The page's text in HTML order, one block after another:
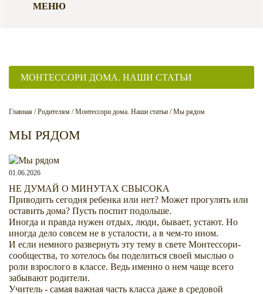
МЕНЮ
Главная / Родителям / Монтессори дома. Наши статьи / Мы рядом
МЫ РЯДОМ
01.06.2026
НЕ ДУМАЙ О МИНУТАХ СВЫСОКА
Приводить сегодня ребенка или нет? Может прогулять или
оставить дома? Пусть поспит подольше.
Иногда и правда нужен отдых, люди, бывает, устают. Но
иногда дело совсем не в усталости, а в чем-то ином.
И если немного развернуть эту тему в свете Монтессори-
сообщества, то хотелось бы поделиться своей мыслью о
роли взрослого в классе. Ведь именно о нем чаще всего
забывают родители.
Учитель - самая важная часть класса даже в средовой
МОНТЕССОРИ ДОМА. НАШИ СТАТЬИ